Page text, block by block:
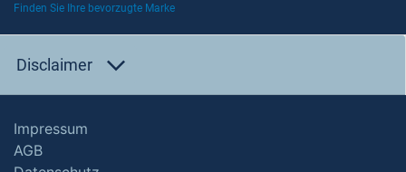
Finden Sie Ihre bevorzugte Marke
Disclaimer
Impressum
AGB